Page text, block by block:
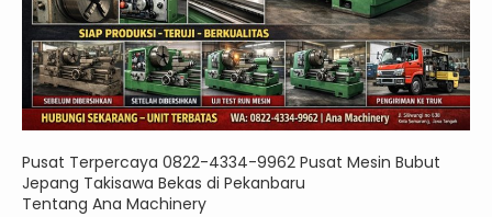
Pusat Terpercaya 0822-4334-9962 Pusat Mesin Bubut
Jepang Takisawa Bekas di Pekanbaru
Tentang Ana Machinery